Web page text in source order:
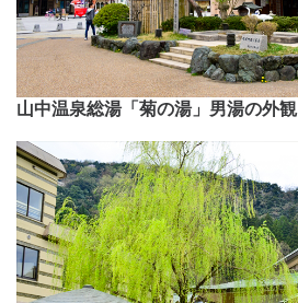
山中温泉総湯「菊の湯」男湯の外観